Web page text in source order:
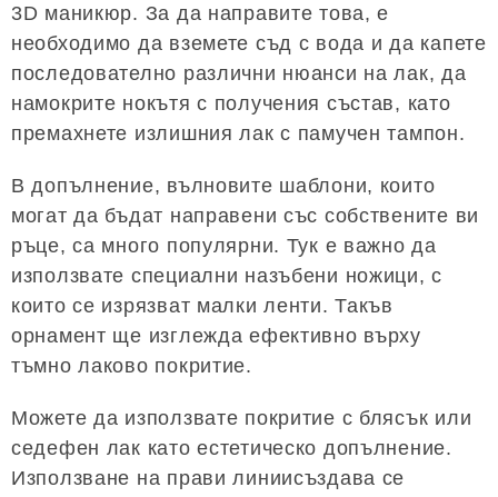
3D маникюр. За да направите това, е
необходимо да вземете съд с вода и да капете
последователно различни нюанси на лак, да
намокрите нокътя с получения състав, като
премахнете излишния лак с памучен тампон.
В допълнение, вълновите шаблони, които
могат да бъдат направени със собствените ви
ръце, са много популярни. Тук е важно да
използвате специални назъбени ножици, с
които се изрязват малки ленти. Такъв
орнамент ще изглежда ефективно върху
тъмно лаково покритие.
Можете да използвате покритие с блясък или
седефен лак като естетическо допълнение.
Използване на прави линиисъздава се